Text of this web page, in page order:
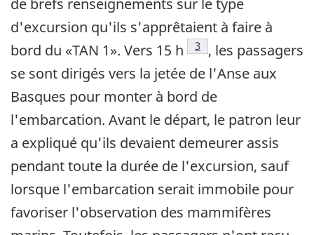
d'excursion qu'ils s'apprêtaient à faire à
bord du «TAN 1». Vers 15 h
Note de bas de page
3 , les passagers
se sont dirigés vers la jetée de l'Anse aux
Basques pour monter à bord de
l'embarcation. Avant le départ, le patron leur
a expliqué qu'ils devaient demeurer assis
pendant toute la durée de l'excursion, sauf
lorsque l'embarcation serait immobile pour
favoriser l'observation des mammifères